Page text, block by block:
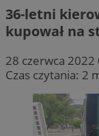
36-letni
kupował na
28 czerwca 2022
Czas czytania: 2